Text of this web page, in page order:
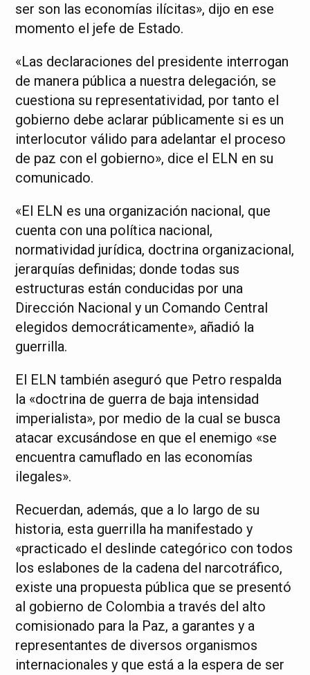
ser son las economías ilícitas», dijo en ese
momento el jefe de Estado.
«Las declaraciones del presidente interrogan
de manera pública a nuestra delegación, se
cuestiona su representatividad, por tanto el
gobierno debe aclarar públicamente si es un
interlocutor válido para adelantar el proceso
de paz con el gobierno», dice el ELN en su
comunicado.
«El ELN es una organización nacional, que
cuenta con una política nacional,
normatividad jurídica, doctrina organizacional,
jerarquías definidas; donde todas sus
estructuras están conducidas por una
Dirección Nacional y un Comando Central
elegidos democráticamente», añadió la
guerrilla.
El ELN también aseguró que Petro respalda
la «doctrina de guerra de baja intensidad
imperialista», por medio de la cual se busca
atacar excusándose en que el enemigo «se
encuentra camuflado en las economías
ilegales».
Recuerdan, además, que a lo largo de su
historia, esta guerrilla ha manifestado y
«practicado el deslinde categórico con todos
los eslabones de la cadena del narcotráfico,
existe una propuesta pública que se presentó
al gobierno de Colombia a través del alto
comisionado para la Paz, a garantes y a
representantes de diversos organismos
internacionales y que está a la espera de ser